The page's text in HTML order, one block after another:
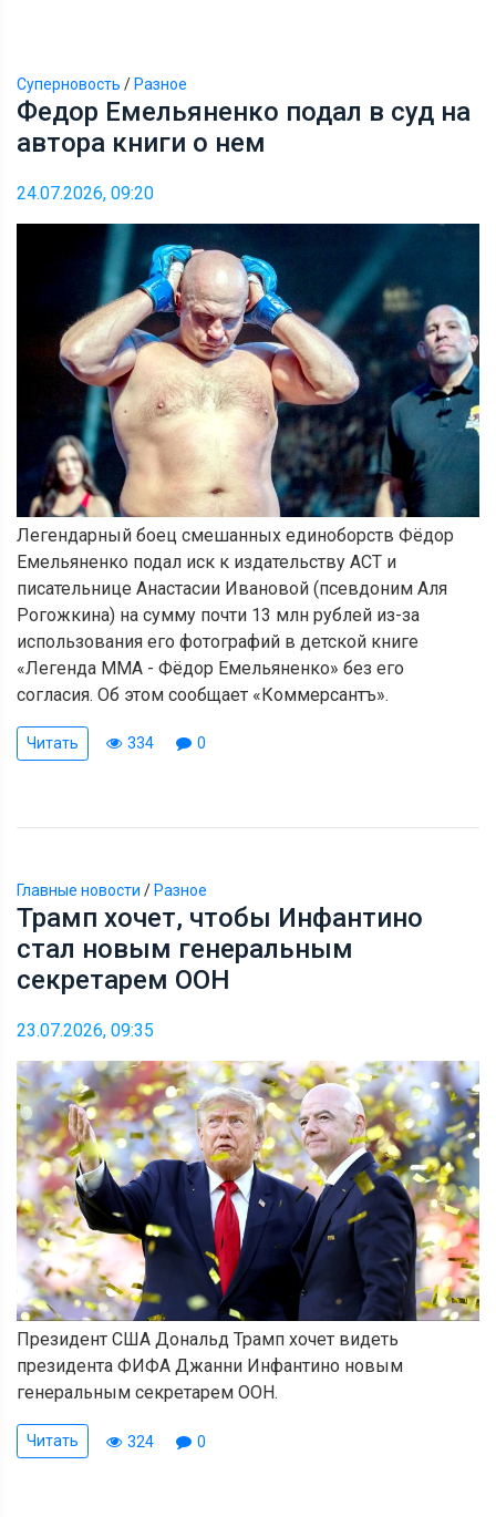
Суперновость / Разное
Федор Емельяненко подал в суд на
автора книги о нем
24.07.2026, 09:20
Легендарный боец смешанных единоборств Фёдор
Емельяненко подал иск к издательству АСТ и
писательнице Анастасии Ивановой (псевдоним Аля
Рогожкина) на сумму почти 13 млн рублей из-за
использования его фотографий в детской книге
«Легенда ММА - Фёдор Емельяненко» без его
согласия. Об этом сообщает «Коммерсантъ».
Читать 334 0
Главные новости / Разное
Трамп хочет, чтобы Инфантино
стал новым генеральным
секретарем ООН
23.07.2026, 09:35
Президент США Дональд Трамп хочет видеть
президента ФИФА Джанни Инфантино новым
генеральным секретарем ООН.
Читать 324 0